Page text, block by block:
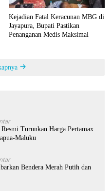
Kejadian Fatal Keracunan MBG di
Jayapura, Bupati Pastikan
Penanganan Medis Maksimal
Turunkan Harga Pertamax
Maluku
Bendera Merah Putih dan